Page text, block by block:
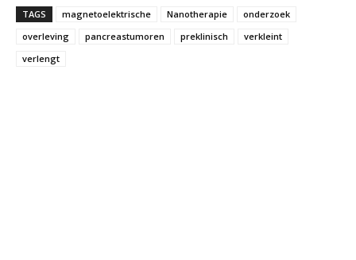
TAGS magnetoelektrische Nanotherapie
onderzoek
overleving
pancreastumoren preklinisch
verkleint
verlengt